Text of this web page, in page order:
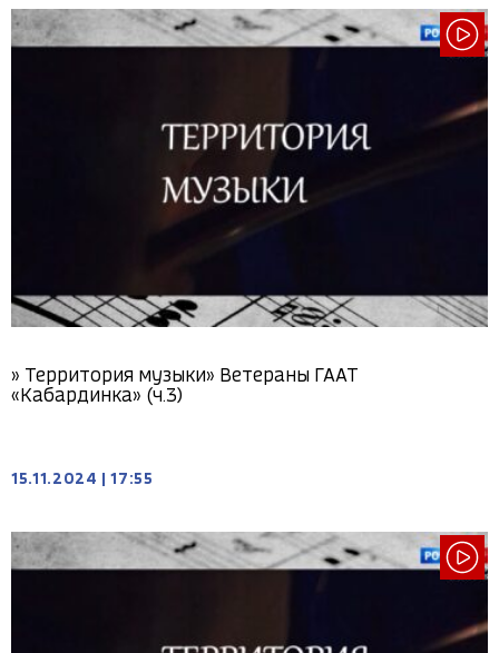
» Территория музыки» Ветераны ГААТ
«Кабардинка» (ч.3)
15.11.2024 17:55